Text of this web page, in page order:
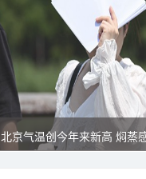
北京气温创今年来新高 焖蒸